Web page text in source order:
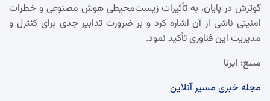
گوترش در پایان، به تأثیرات زیست‌محیطی هوش مصنوعی و خطرات
امنیتی ناشی از آن اشاره کرد و بر ضرورت تدابیر جدی برای کنترل و
مدیریت این فناوری تأکید نمود.
منبع: ایرنا
مجله خبری مسیر آنلاین